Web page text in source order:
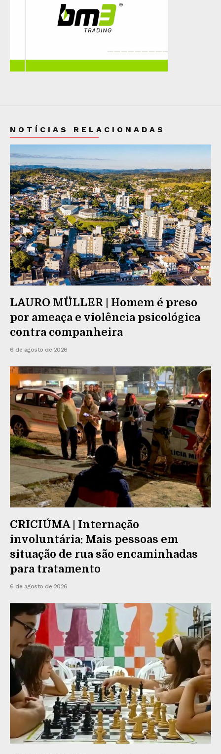
NOTÍCIAS RELACIONADAS
LAURO MÜLLER | Homem é preso
por ameaça e violência psicológica
contra companheira
6 de agosto de 2026
CRICIÚMA | Internação
involuntária: Mais pessoas em
situação de rua são encaminhadas
para tratamento
6 de agosto de 2026